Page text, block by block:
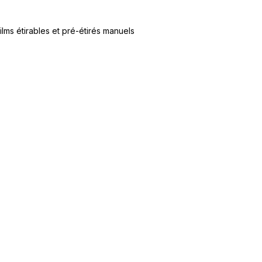
étirables et pré-étirés manuels